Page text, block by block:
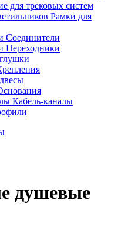
для трековых систем
Рамки для
Соединители
Переходники
Кабель-каналы
душевые